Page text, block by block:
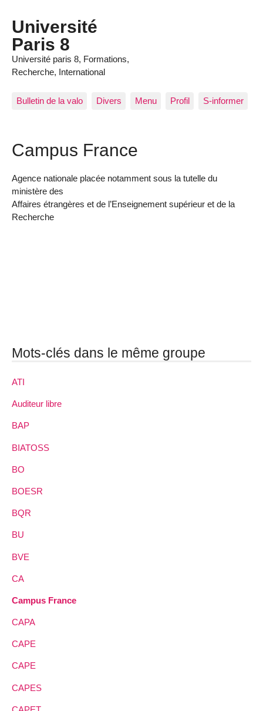
Université
Paris 8
Université paris 8, Formations,
Recherche, International
Bulletin de la valo Divers Menu Profil S-informer
Campus France
Agence nationale placée notamment sous la tutelle du
ministère des
Affaires étrangères et de l’Enseignement supérieur et de la
Recherche
Mots-clés dans le même groupe
ATI
Auditeur libre
BAP
BIATOSS
BO
BOESR
BQR
BU
BVE
CA
Campus France
CAPA
CAPE
CAPE
CAPES